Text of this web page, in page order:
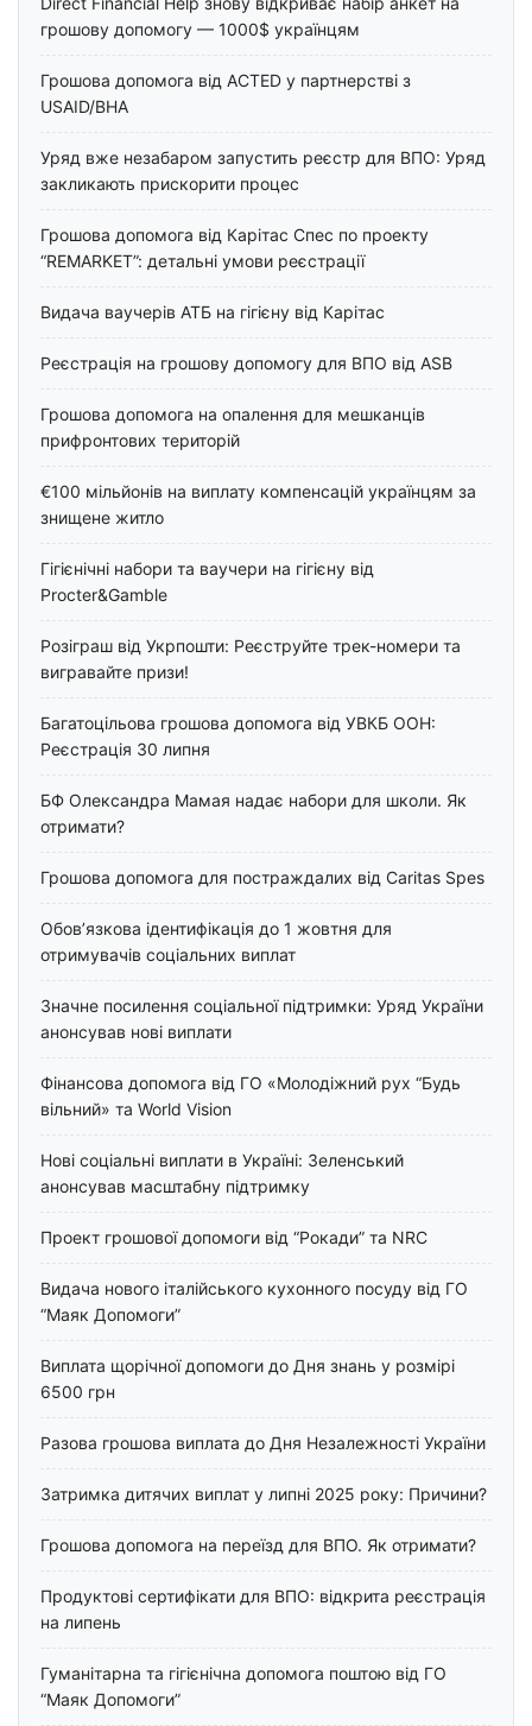
грошову допомогу — 1000$ українцям
Грошова допомога від ACTED у партнерстві з
USAID/BHA
Уряд вже незабаром запустить реєстр для ВПО: Уряд
закликають прискорити процес
Грошова допомога від Карітас Спес по проекту
“REMARKET”: детальні умови реєстрації
Видача ваучерів АТБ на гігієну від Карітас
Реєстрація на грошову допомогу для ВПО від ASB
Грошова допомога на опалення для мешканців
прифронтових територій
€100 мільйонів на виплату компенсацій українцям за
знищене житло
Гігієнічні набори та ваучери на гігієну від
Procter&Gamble
Розіграш від Укрпошти: Реєструйте трек-номери та
вигравайте призи!
Багатоцільова грошова допомога від УВКБ ООН:
Реєстрація 30 липня
БФ Олександра Мамая надає набори для школи. Як
отримати?
Грошова допомога для постраждалих від Caritas Spes
Обов’язкова ідентифікація до 1 жовтня для
отримувачів соціальних виплат
Значне посилення соціальної підтримки: Уряд України
анонсував нові виплати
Фінансова допомога від ГО «Молодіжний рух “Будь
вільний» та World Vision
Нові соціальні виплати в Україні: Зеленський
анонсував масштабну підтримку
Проект грошової допомоги від “Рокади” та NRC
Видача нового італійського кухонного посуду від ГО
“Маяк Допомоги”
Виплата щорічної допомоги до Дня знань у розмірі
6500 грн
Разова грошова виплата до Дня Незалежності України
Затримка дитячих виплат у липні 2025 року: Причини?
Грошова допомога на переїзд для ВПО. Як отримати?
Продуктові сертифікати для ВПО: відкрита реєстрація
на липень
Гуманітарна та гігієнічна допомога поштою від ГО
“Маяк Допомоги”